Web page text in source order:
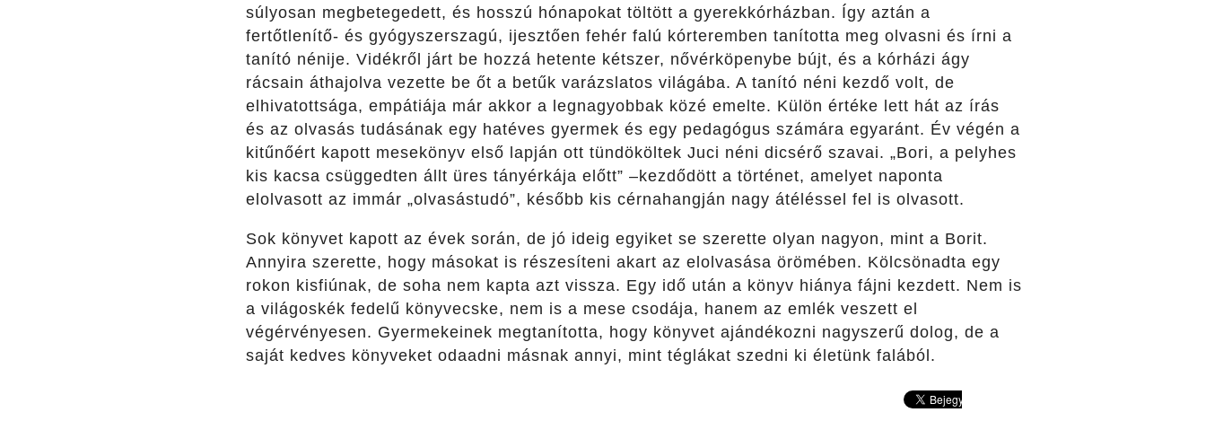
súlyosan megbetegedett, és hosszú hónapokat töltött a gyerekkórházban. Így aztán a
fertőtlenítő- és gyógyszerszagú, ijesztően fehér falú kórteremben tanította meg olvasni és írni a
tanító nénije. Vidékről járt be hozzá hetente kétszer, nővérköpenybe bújt, és a kórházi ágy
rácsain áthajolva vezette be őt a betűk varázslatos világába. A tanító néni kezdő volt, de
elhivatottsága, empátiája már akkor a legnagyobbak közé emelte. Külön értéke lett hát az írás
és az olvasás tudásának egy hatéves gyermek és egy pedagógus számára egyaránt. Év végén a
kitűnőért kapott mesekönyv első lapján ott tündököltek Juci néni dicsérő szavai. „Bori, a pelyhes
kis kacsa csüggedten állt üres tányérkája előtt” –kezdődött a történet, amelyet naponta
elolvasott az immár „olvasástudó”, később kis cérnahangján nagy átéléssel fel is olvasott.
Sok könyvet kapott az évek során, de jó ideig egyiket se szerette olyan nagyon, mint a Borit.
Annyira szerette, hogy másokat is részesíteni akart az elolvasása örömében. Kölcsönadta egy
rokon kisfiúnak, de soha nem kapta azt vissza. Egy idő után a könyv hiánya fájni kezdett. Nem is
a világoskék fedelű könyvecske, nem is a mese csodája, hanem az emlék veszett el
végérvényesen. Gyermekeinek megtanította, hogy könyvet ajándékozni nagyszerű dolog, de a
saját kedves könyveket odaadni másnak annyi, mint téglákat szedni ki életünk falából.